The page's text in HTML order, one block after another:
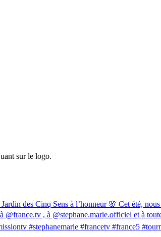
sur le logo.